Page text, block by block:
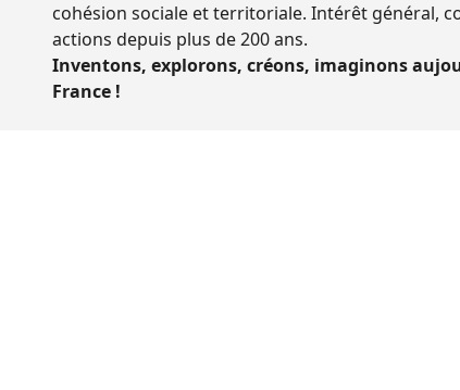
cohésion sociale et territoriale. Intérêt général,
actions depuis plus de 200 ans.
Inventons, explorons, créons, imaginons
France !